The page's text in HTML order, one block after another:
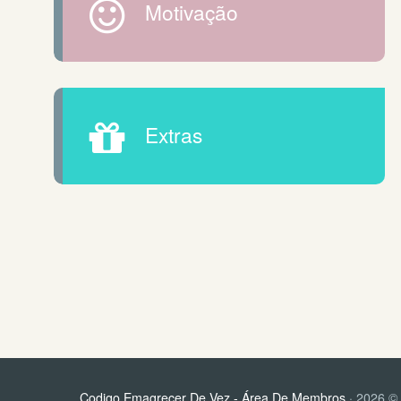
Motivação
Extras
Codigo Emagrecer De Vez - Área De Membros· 2026 ©